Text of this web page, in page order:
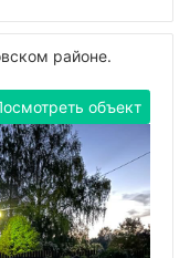
районе.
объект